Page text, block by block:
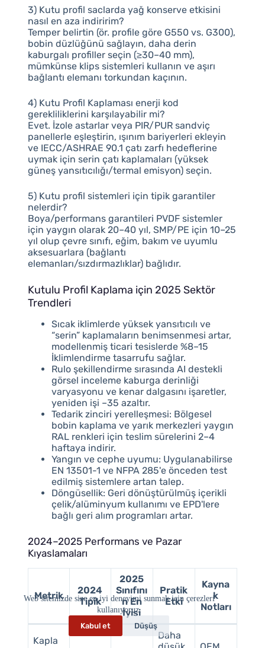
Web sitemizde size en iyi deneyimi sunmak için çerezleri
kullanıyoruz.
Kabul et
Düşüş
3) Kutu profil saclarda yağ konserve etkisini
nasıl en aza indiririm?
Temper belirtin (ör. profile göre G550 vs. G300),
bobin düzlüğünü sağlayın, daha derin
kaburgalı profiller seçin (≥30–40 mm),
mümkünse klips sistemleri kullanın ve aşırı
bağlantı elemanı torkundan kaçının.
4) Kutu Profil Kaplaması enerji kod
gerekliliklerini karşılayabilir mi?
Evet. İzole astarlar veya PIR/PUR sandviç
panellerle eşleştirin, ışınım bariyerleri ekleyin
ve IECC/ASHRAE 90.1 çatı zarfı hedeflerine
uymak için serin çatı kaplamaları (yüksek
güneş yansıtıcılığı/termal emisyon) seçin.
5) Kutu profil sistemleri için tipik garantiler
nelerdir?
Boya/performans garantileri PVDF sistemler
için yaygın olarak 20–40 yıl, SMP/PE için 10–25
yıl olup çevre sınıfı, eğim, bakım ve uyumlu
aksesuarlara (bağlantı
elemanları/sızdırmazlıklar) bağlıdır.
Kutulu Profil Kaplama için 2025 Sektör
Trendleri
Sıcak iklimlerde yüksek yansıtıcılı ve
“serin” kaplamaların benimsenmesi artar,
modellenmiş ticari tesislerde %8–15
İklimlendirme tasarrufu sağlar.
Rulo şekillendirme sırasında AI destekli
görsel inceleme kaburga derinliği
varyasyonu ve kenar dalgasını işaretler,
yeniden işi –35 azaltır.
Tedarik zinciri yerelleşmesi: Bölgesel
bobin kaplama ve yarık merkezleri yaygın
RAL renkleri için teslim sürelerini 2–4
haftaya indirir.
Yangın ve cephe uyumu: Uygulanabilirse
EN 13501-1 ve NFPA 285'e önceden test
edilmiş sistemlere artan talep.
Döngüsellik: Geri dönüştürülmüş içerikli
çelik/alüminyum kullanımı ve EPD'lere
bağlı geri alım programları artar.
2024–2025 Performans ve Pazar
Kıyaslamaları
Metrik
2024
Tipik
2025
Sınıfını
n En
İyisi
Pratik
Etki
Kayna
k
Notları
Kapla
Daha